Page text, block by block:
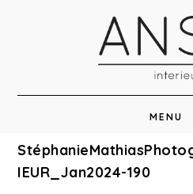
MENU
IEUR_Jan2024-190